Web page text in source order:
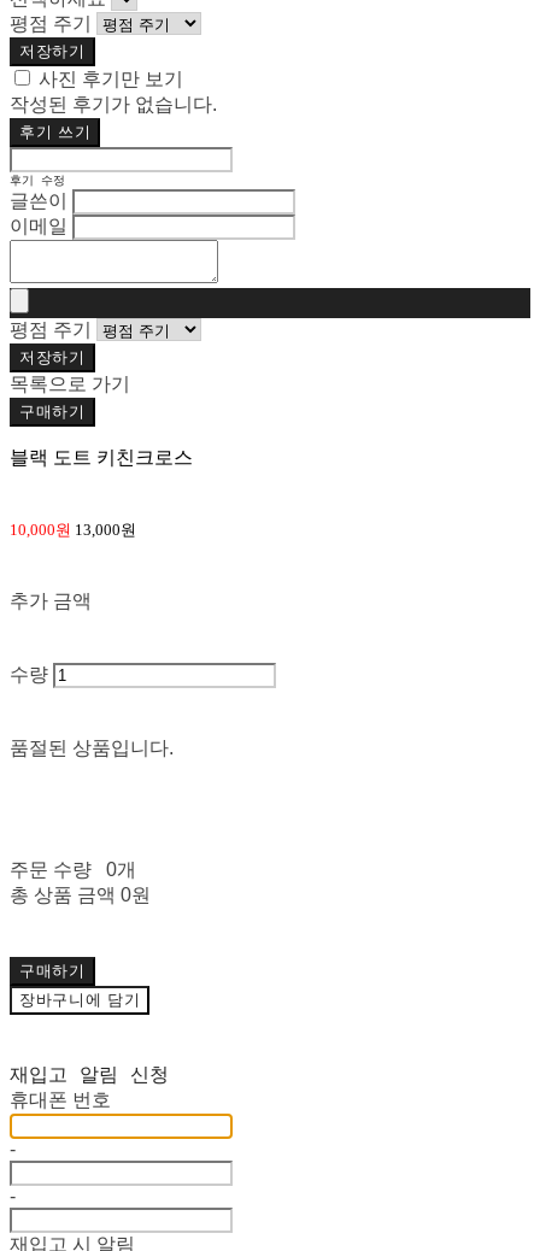
평점 주기
저장하기
사진 후기만 보기
작성된 후기가 없습니다.
후기 쓰기
후기 수정
글쓴이
이메일
평점 주기
저장하기
목록으로 가기
구매하기
블랙 도트 키친크로스
10,000원 13,000원
추가 금액
수량
품절된 상품입니다.
주문 수량
0개
총 상품 금액 0원
구매하기
장바구니에 담기
재입고 알림 신청
휴대폰 번호
-
-
재입고 시 알림